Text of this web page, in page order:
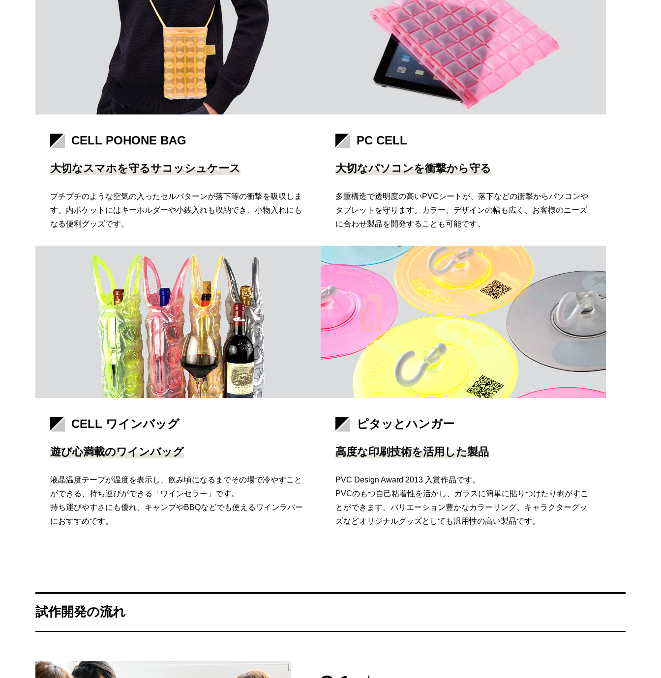
CELL POHONE BAG
大切なスマホを守るサコッシュケース
プチプチのような空気の入ったセルパターンが落下等の衝撃を吸収しま
す。内ポケットにはキーホルダーや小銭入れも収納でき、小物入れにも
なる便利グッズです。
PC CELL
大切なパソコンを衝撃から守る
多重構造で透明度の高いPVCシートが、落下などの衝撃からパソコンや
タブレットを守ります。カラー、デザインの幅も広く、お客様のニーズ
に合わせ製品を開発することも可能です。
CELL ワインバッグ
遊び心満載のワインバッグ
液晶温度テープが温度を表示し、飲み頃になるまでその場で冷やすこと
ができる、持ち運びができる「ワインセラー」です。
持ち運びやすさにも優れ、キャンプやBBQなどでも使えるワインラバー
におすすめです。
ピタッとハンガー
高度な印刷技術を活用した製品
PVC Design Award 2013 入賞作品です。
PVCのもつ自己粘着性を活かし、ガラスに簡単に貼りつけたり剥がすこ
とができます。バリエーション豊かなカラーリング、キャラクターグッ
ズなどオリジナルグッズとしても汎用性の高い製品です。
試作開発の流れ